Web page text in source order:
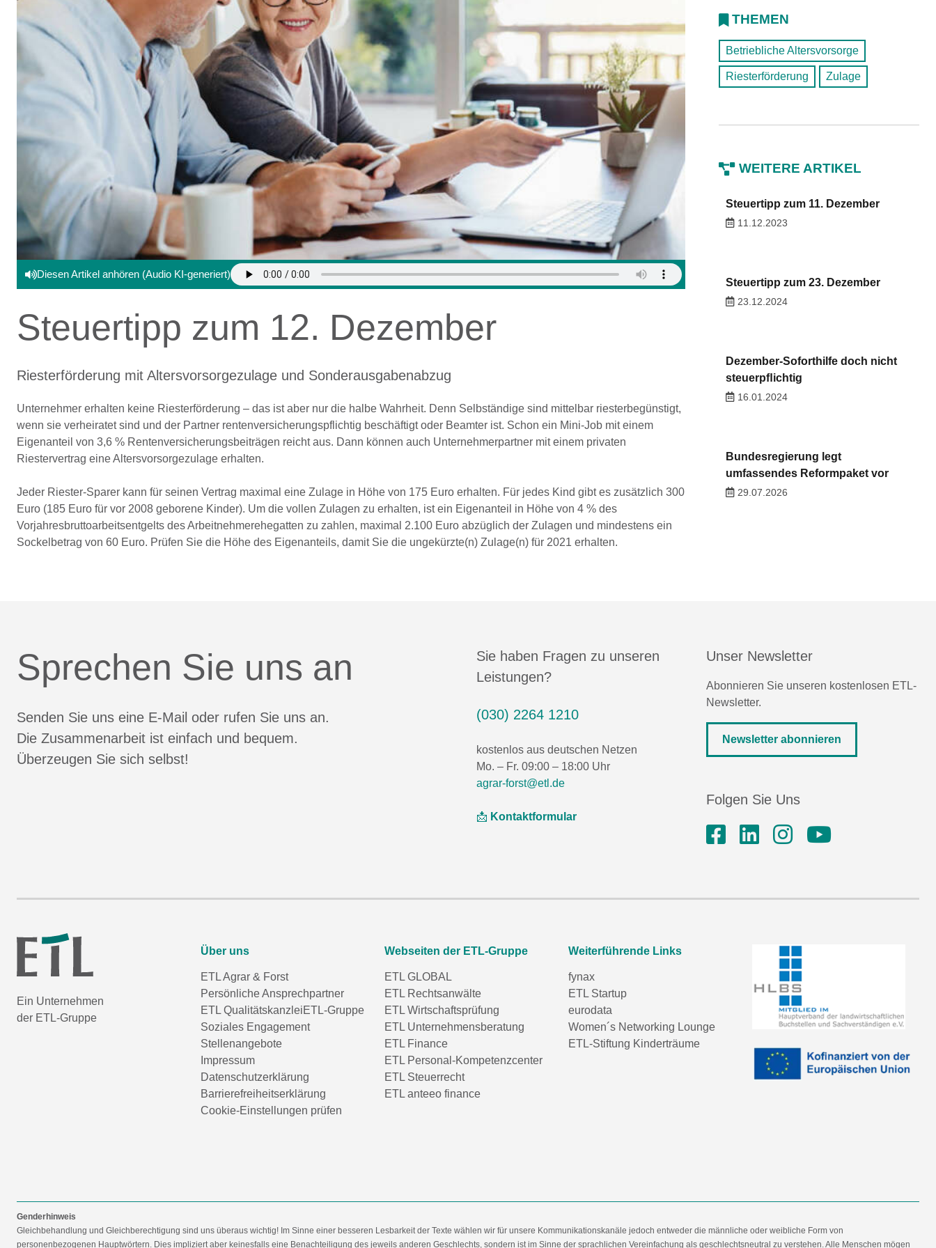
Diesen Artikel anhören (Audio KI-generiert)
Steuertipp zum 12. Dezember
Riesterförderung mit Altersvorsorgezulage und Sonderausgabenabzug
Unternehmer erhalten keine Riesterförderung – das ist aber nur die halbe Wahrheit. Denn Selbständige sind mittelbar riesterbegünstigt,
wenn sie verheiratet sind und der Partner rentenversicherungspflichtig beschäftigt oder Beamter ist. Schon ein Mini-Job mit einem
Eigenanteil von 3,6 % Rentenversicherungsbeiträgen reicht aus. Dann können auch Unternehmerpartner mit einem privaten
Riestervertrag eine Altersvorsorgezulage erhalten.
Jeder Riester-Sparer kann für seinen Vertrag maximal eine Zulage in Höhe von 175 Euro erhalten. Für jedes Kind gibt es zusätzlich 300
Euro (185 Euro für vor 2008 geborene Kinder). Um die vollen Zulagen zu erhalten, ist ein Eigenanteil in Höhe von 4 % des
Vorjahresbruttoarbeitsentgelts des Arbeitnehmerehegatten zu zahlen, maximal 2.100 Euro abzüglich der Zulagen und mindestens ein
Sockelbetrag von 60 Euro. Prüfen Sie die Höhe des Eigenanteils, damit Sie die ungekürzte(n) Zulage(n) für 2021 erhalten.
THEMEN
Betriebliche Altersvorsorge
Riesterförderung Zulage
WEITERE ARTIKEL
Steuertipp zum 11. Dezember
11.12.2023
Steuertipp zum 23. Dezember
23.12.2024
Dezember-Soforthilfe doch nicht
steuerpﬂichtig
16.01.2024
Bundesregierung legt
umfassendes Reformpaket vor
29.07.2026
Sprechen Sie uns an
Senden Sie uns eine E-Mail oder rufen Sie uns an.
Die Zusammenarbeit ist einfach und bequem.
Überzeugen Sie sich selbst!
Sie haben Fragen zu unseren
Leistungen?
(030) 2264 1210
kostenlos aus deutschen Netzen
Mo. – Fr. 09:00 – 18:00 Uhr
agrar-forst@etl.de
📩 Kontaktformular
Unser Newsletter
Abonnieren Sie unseren kostenlosen ETL-
Newsletter.
Newsletter abonnieren
Folgen Sie Uns
Ein Unternehmen
der ETL-Gruppe
Über uns
ETL Agrar & Forst
Persönliche Ansprechpartner
ETL QualitätskanzleiETL-Gruppe
Soziales Engagement
Stellenangebote
Impressum
Datenschutzerklärung
Barrierefreiheitserklärung
Cookie-Einstellungen prüfen
Webseiten der ETL-Gruppe
ETL GLOBAL
ETL Rechtsanwälte
ETL Wirtschaftsprüfung
ETL Unternehmensberatung
ETL Finance
ETL Personal-Kompetenzcenter
ETL Steuerrecht
ETL anteeo finance
Weiterführende Links
fynax
ETL Startup
eurodata
Women´s Networking Lounge
ETL-Stiftung Kinderträume
Genderhinweis
Gleichbehandlung und Gleichberechtigung sind uns überaus wichtig! Im Sinne einer besseren Lesbarkeit der Texte wählen wir für unsere Kommunikationskanäle jedoch entweder die männliche oder weibliche Form von
personenbezogenen Hauptwörtern. Dies impliziert aber keinesfalls eine Benachteiligung des jeweils anderen Geschlechts, sondern ist im Sinne der sprachlichen Vereinfachung als geschlechtsneutral zu verstehen. Alle Menschen mögen